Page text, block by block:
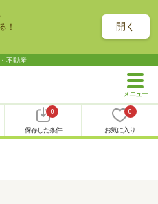
！ 開く
不動産
0
保存した条件
0
お気に入り